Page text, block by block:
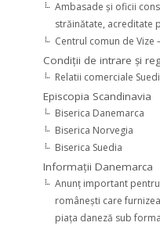
Ambasade şi oficii
străinătate, acreditate
Centrul comun de Vize
Condiţii de intrare şi
Relatii comerciale
Episcopia Scandinavia
Biserica Danemarca
Biserica Norvegia
Biserica Suedia
Informaţii Danemarca
Anunţ important
româneşti care
piaţa daneză sub